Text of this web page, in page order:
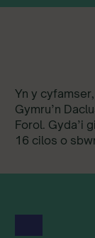
Yn y
Gymru’n
Forol. Gyda’i
16 cilos o